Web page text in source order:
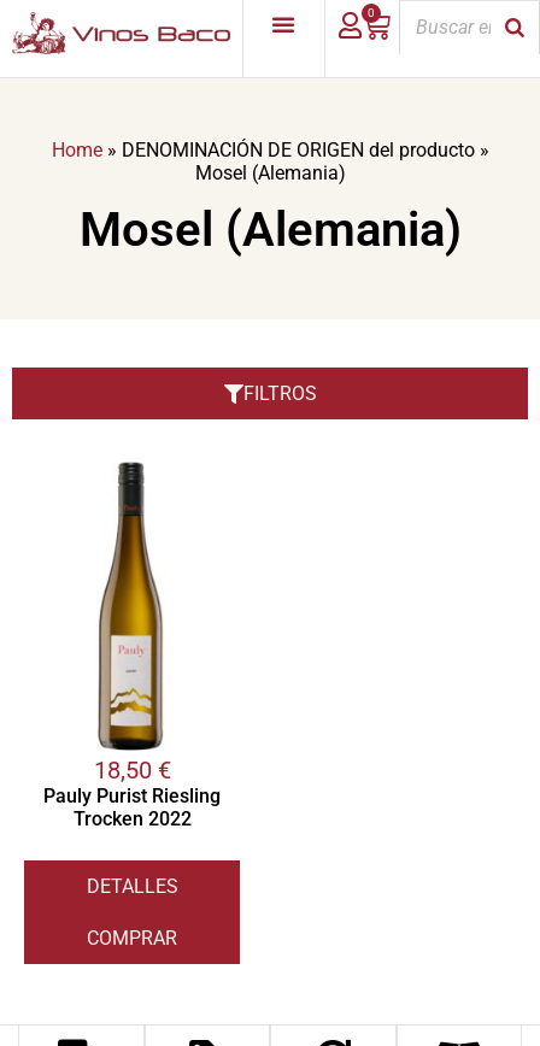
0
Home» DENOMINACIÓN DE ORIGEN del producto»
Mosel (Alemania)
Mosel (Alemania)
18,50 €
Pauly Purist Riesling
Trocken 2022
DETALLES
COMPRAR
FILTROS